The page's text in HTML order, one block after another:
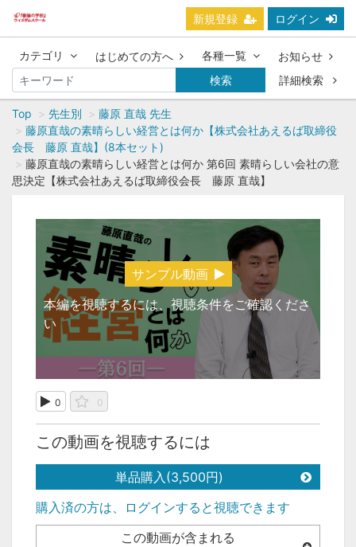
新規登録 ログイン
カテゴリ はじめての方へ 各種一覧
お知らせ
検索
詳細検索
Top 先生別
藤原 直哉 先生
藤原直哉の素晴らしい経営とは何か【株式会社あえるば取締役
会長 藤原 直哉】(8本セット)
藤原直哉の素晴らしい経営とは何か 第6回 素晴らしい会社の意
思決定【株式会社あえるば取締役会長 藤原 直哉】
サンプル動画
本編を視聴するには、視聴条件をご確認くださ
い
0 0
この動画を視聴するには
単品購入(3,500円)
購入済の方は、ログインすると視聴できます
この動画が含まれる